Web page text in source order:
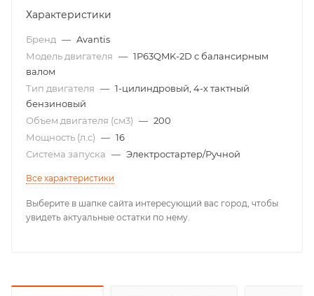
Характеристики
Бренд — Avantis
Модель двигателя — 1P63QMK-2D с балансирным
валом
Тип двигателя — 1-цилиндровый, 4-х тактный
бензиновый
Объем двигателя (см3) — 200
Мощность (л.с) — 16
Система запуска — Электростартер/Ручной
Все характеристики
Выберите в шапке сайта интересующий вас город, чтобы
увидеть актуальные остатки по нему.